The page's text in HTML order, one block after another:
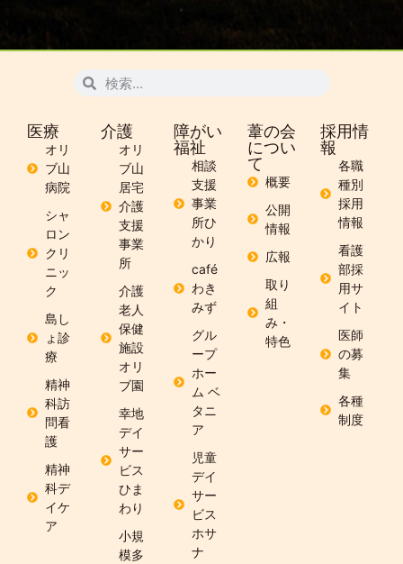
医療
オリ
ブ山
病院
シャ
ロン
クリ
ニッ
ク
島し
ょ診
療
精神
科訪
問看
護
精神
科デ
イケ
ア
介護
オリ
ブ山
居宅
介護
支援
事業
所
介護
老人
保健
施設
オリ
ブ園
幸地
デイ
サー
ビス
ひま
わり
小規
模多
障がい
福祉
相談
支援
事業
所ひ
かり
café
わき
みず
グル
ープ
ホー
ム ベ
タニ
ア
児童
デイ
サー
ビス
ホサ
ナ
葦の会
につい
て
概要
公開
情報
広報
取り
組
み・
特色
採用情
報
各職
種別
採用
情報
看護
部採
用サ
イト
医師
の募
集
各種
制度